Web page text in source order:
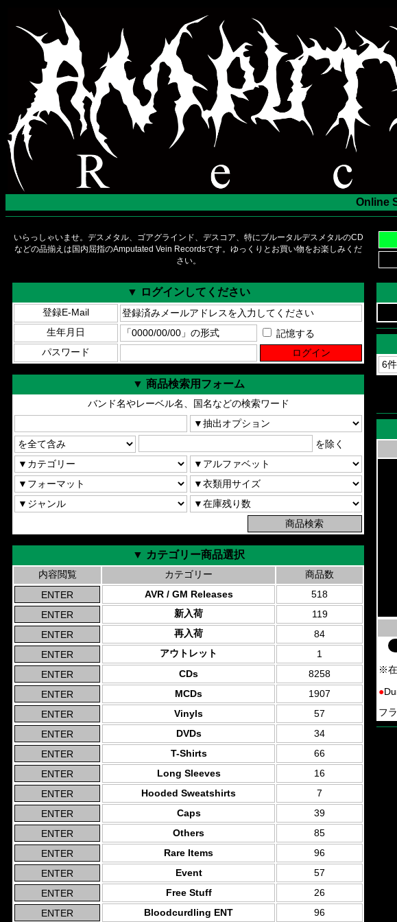
Online
いらっしゃいませ。デスメタル、ゴアグラインド、デスコア、特にブルータルデスメタルのCD
などの品揃えは国内屈指のAmputated Vein Recordsです。ゆっくりとお買い物をお楽しみくだ
さい。
▼ ログインしてください
登録E-Mail
生年月日
記憶する
パスワード
▼ 商品検索用フォーム
バンド名やレーベル名、国名などの検索ワード
を除く
▼ カテゴリー商品選択
内容閲覧 カテゴリー
商品数
AVR / GM Releases
518
新入荷
119
再入荷
84
アウトレット
1
CDs
8258
MCDs
1907
Vinyls
57
DVDs
34
T-Shirts
66
Long Sleeves
16
Hooded Sweatshirts
7
Caps
39
Others
85
Rare Items
96
Event
57
Free Stuff
26
Bloodcurdling ENT
96
※在
●
フ